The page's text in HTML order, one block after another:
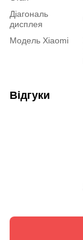
Діагональ
дисплея
Модель Xiaomi
Відгуки